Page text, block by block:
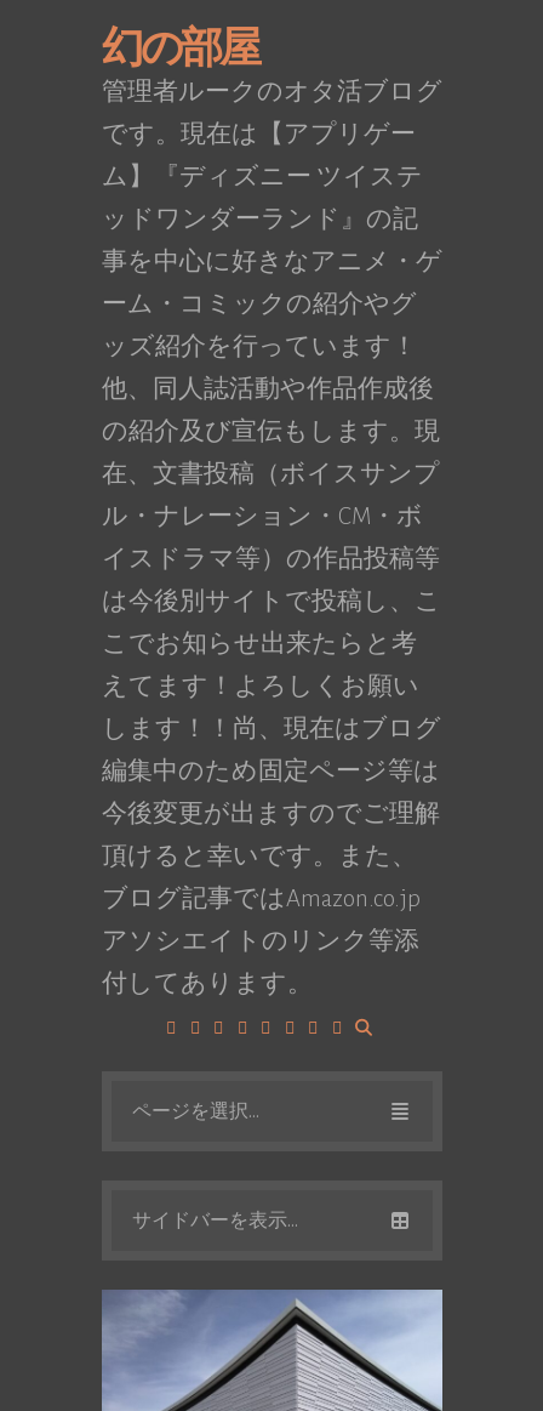
幻の部屋
管理者ルークのオタ活ブログ
です。現在は【アプリゲー
ム】『ディズニー ツイステ
ッドワンダーランド』の記
事を中心に好きなアニメ・ゲ
ーム・コミックの紹介やグ
ッズ紹介を行っています！
他、同人誌活動や作品作成後
の紹介及び宣伝もします。現
在、文書投稿（ボイスサンプ
ル・ナレーション・CM・ボ
イスドラマ等）の作品投稿等
は今後別サイトで投稿し、こ
こでお知らせ出来たらと考
えてます！よろしくお願い
します！！尚、現在はブログ
編集中のため固定ページ等は
今後変更が出ますのでご理解
頂けると幸いです。また、
ブログ記事ではAmazon.co.jp
アソシエイトのリンク等添
付してあります。
ページを選択...
サイドバーを表示...